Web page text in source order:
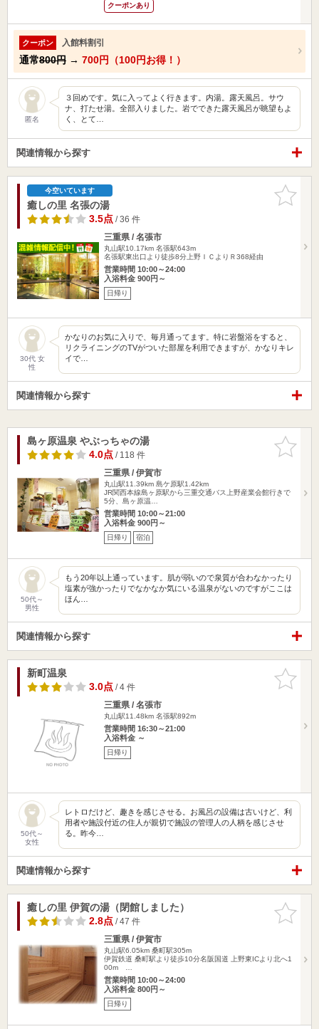
クーポンあり
クーポン 入館料割引
通常800円 → 700円（100円お得！）
匿名
３回めです。気に入ってよく行きます。内湯。露天風呂。サウ
ナ、打たせ湯。全部入りました。岩でできた露天風呂が眺望もよ
く、とて…
関連情報から探す
お気に入
りに追加
今空いています
癒しの里 名張の湯
3.5点/ 36 件
三重県 / 名張市
丸山駅10.17km 名張駅643m
名張駅東出口より徒歩8分上野ＩＣよりＲ368経由
営業時間 10:00～24:00
入浴料金 900円～
日帰り
30代 女
性
かなりのお気に入りで、毎月通ってます。特に岩盤浴をすると、
リクライニングのTVがついた部屋を利用できますが、かなりキレ
イで…
関連情報から探す
お気に入
りに追加
島ヶ原温泉 やぶっちゃの湯
4.0点/ 118 件
三重県 / 伊賀市
丸山駅11.39km 島ケ原駅1.42km
JR関西本線島ヶ原駅から三重交通バス上野産業会館行きで
5分、島ヶ原温…
営業時間 10:00～21:00
入浴料金 900円～
日帰り 宿泊
50代～
男性
もう20年以上通っています。肌が弱いので泉質が合わなかったり
塩素が強かったりでなかなか気にいる温泉がないのですがここは
ほん…
関連情報から探す
お気に入
りに追加
新町温泉
3.0点/ 4 件
三重県 / 名張市
丸山駅11.48km 名張駅892m
営業時間 16:30～21:00
入浴料金 ～
日帰り
50代～
女性
レトロだけど、趣きを感じさせる。お風呂の設備は古いけど、利
用者や施設付近の住人が親切で施設の管理人の人柄を感じさせ
る。昨今…
関連情報から探す
お気に入
りに追加
癒しの里 伊賀の湯（閉館しました）
2.8点/ 47 件
三重県 / 伊賀市
丸山駅6.05km 桑町駅305m
伊賀鉄道 桑町駅より徒歩10分名阪国道 上野東ICより北へ1
00m …
営業時間 10:00～24:00
入浴料金 800円～
日帰り